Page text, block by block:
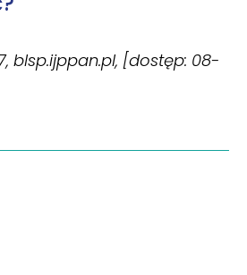
blsp.ijppan.pl, [dostęp: 08-